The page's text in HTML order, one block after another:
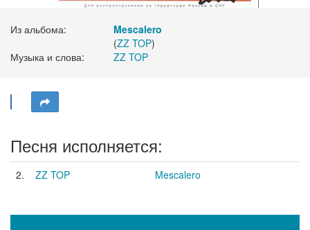
Из альбома:
Mescalero
(ZZ TOP)
Музыка и слова:
ZZ TOP
Песня исполняется:
2. ZZ TOP Mescalero